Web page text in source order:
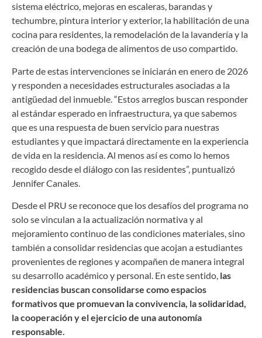
sistema eléctrico, mejoras en escaleras, barandas y
techumbre, pintura interior y exterior, la habilitación de una
cocina para residentes, la remodelación de la lavandería y la
creación de una bodega de alimentos de uso compartido.
Parte de estas intervenciones se iniciarán en enero de 2026
y responden a necesidades estructurales asociadas a la
antigüedad del inmueble. “Estos arreglos buscan responder
al estándar esperado en infraestructura, ya que sabemos
que es una respuesta de buen servicio para nuestras
estudiantes y que impactará directamente en la experiencia
de vida en la residencia. Al menos así es como lo hemos
recogido desde el diálogo con las residentes”, puntualizó
Jennifer Canales.
Desde el PRU se reconoce que los desafíos del programa no
solo se vinculan a la actualización normativa y al
mejoramiento continuo de las condiciones materiales, sino
también a consolidar residencias que acojan a estudiantes
provenientes de regiones y acompañen de manera integral
su desarrollo académico y personal. En este sentido, las
residencias buscan consolidarse como espacios
formativos que promuevan la convivencia, la solidaridad,
la cooperación y el ejercicio de una autonomía
responsable.